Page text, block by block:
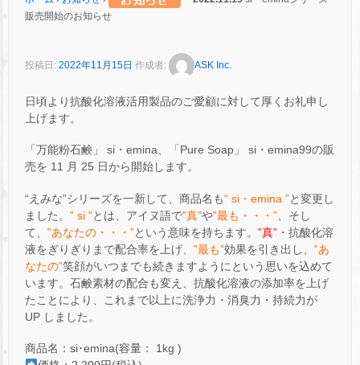
販売開始のお知らせ
投稿日: 2022年11月15日 作成者: ASK Inc.
日頃より抗酸化溶液活用製品のご愛顧に対して厚くお礼申し
上げます。
「万能粉石鹸」 si・emina、「Pure Soap」 si・emina99の販
売を 11 月 25 日から開始します。
“えみな”シリーズを一新して、商品名も“ si・emina ”と変更し
ました。 ‟ si ”とは、アイヌ語で‟真”や‟最も・・・” 、そし
て、 ‟あなたの・・・”という意味を持ちます。 ‟真” ・抗酸化溶
液をぎりぎりまで配合率を上げ、 ‟最も”効果を引き出し、 ‟あ
なたの”笑顔がいつまでも続きますようにという思いを込めて
います。石鹸素材の配合も変え、抗酸化溶液の添加率を上げ
たことにより、これまで以上に洗浄力・消臭力・持続力が
UP しました。
商品名：si･emina(容量： 1kg )